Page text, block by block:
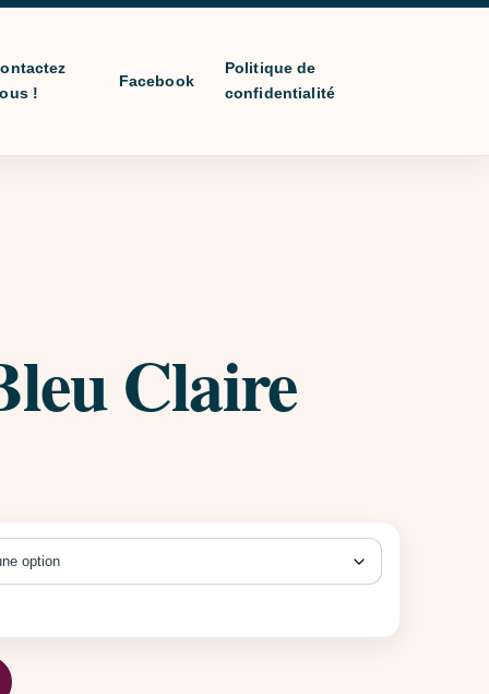
!
Facebook
Politique de
confidentialité
Claire
: €10,00 à €20,00